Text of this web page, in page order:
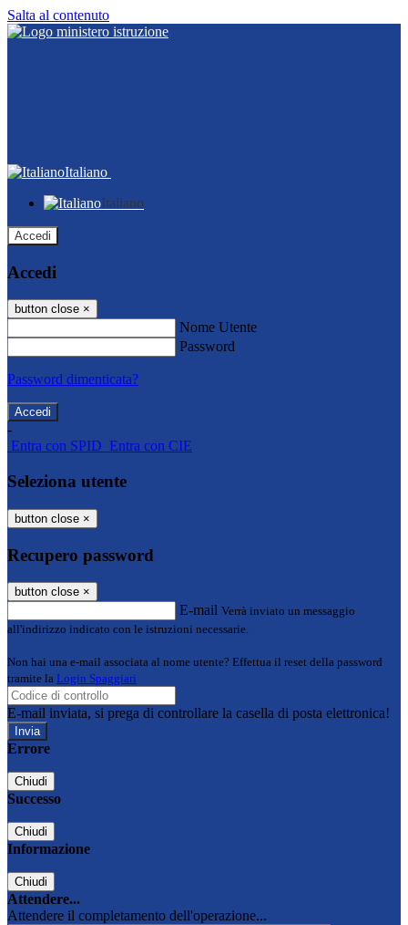
Salta al contenuto
Italiano
Italiano
Accedi
Accedi
button close ×
Nome Utente
Password
Password dimenticata?
-
Entra con SPID Entra con CIE
Seleziona utente
button close ×
Recupero password
button close ×
E-mail Verrà inviato un messaggio
all'indirizzo indicato con le istruzioni necessarie.
Non hai una e-mail associata al nome utente? Effettua il reset della password
tramite la Login Spaggiari
E-mail inviata, si prega di controllare la casella di posta elettronica!
Errore
Chiudi
Successo
Chiudi
Informazione
Chiudi
Attendere...
Attendere il completamento dell'operazione...